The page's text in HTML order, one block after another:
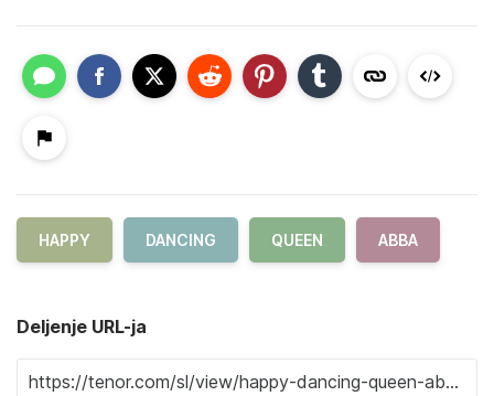
HAPPY DANCING QUEEN ABBA
Deljenje URL-ja